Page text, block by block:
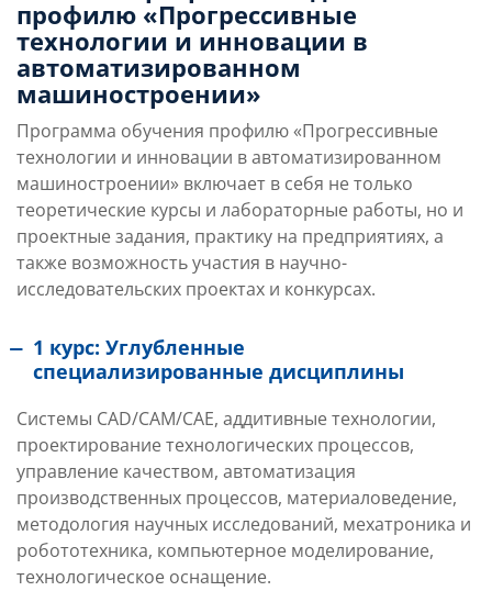
профилю «Прогрессивные
технологии и инновации в
автоматизированном
машиностроении»
Программа обучения профилю «Прогрессивные
технологии и инновации в автоматизированном
машиностроении» включает в себя не только
теоретические курсы и лабораторные работы, но и
проектные задания, практику на предприятиях, а
также возможность участия в научно-
исследовательских проектах и конкурсах.
1 курс: Углубленные
специализированные дисциплины
Системы CAD/CAM/CAE, аддитивные технологии,
проектирование технологических процессов,
управление качеством, автоматизация
производственных процессов, материаловедение,
методология научных исследований, мехатроника и
робототехника, компьютерное моделирование,
технологическое оснащение.